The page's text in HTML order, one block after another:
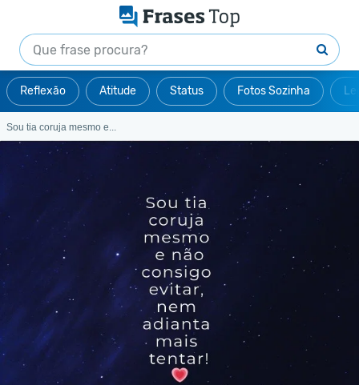
Reflexão Atitude Status Fotos Sozinha
Sou tia coruja mesmo e...